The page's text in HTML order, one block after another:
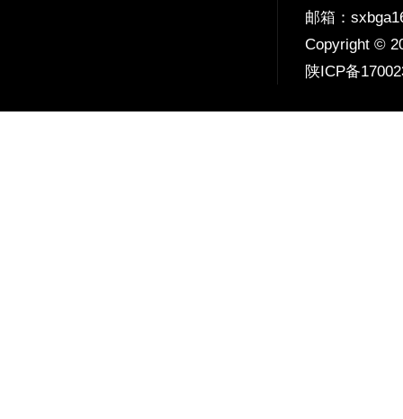
邮箱：
Copyright ©
陕ICP备